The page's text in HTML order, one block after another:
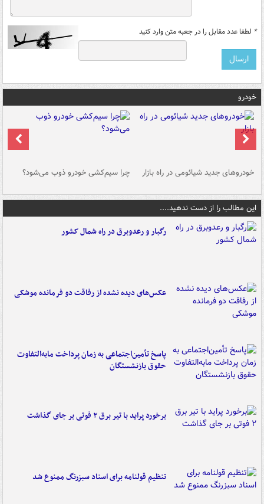
* لطفا عدد مقابل را در جعبه متن وارد کنید
خودرو
خودروهای جدید شیائومی در راه بازار چرا سیم‌کشی خودرو ذوب می‌شود؟
این مطالب را از دست ندهید....
رگبار و رعدوبرق در راه شمال کشور
عکس‌های دیده نشده از رفاقت دو فرمانده‌ موشکی
پاسخ تأمین‌اجتماعی به زمان پرداخت مابه‌التفاوت
حقوق بازنشستگان
برخورد پراید با تیر برق ۲ فوتی بر جای گذاشت
تنظیم قولنامه برای اسناد سبزرنگ ممنوع شد